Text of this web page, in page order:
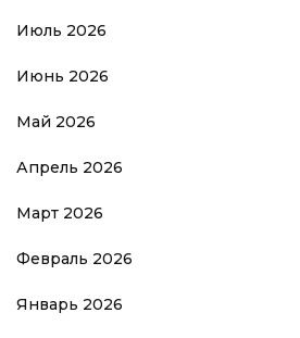
Июль 2026
Июнь 2026
Май 2026
Апрель 2026
Март 2026
Февраль 2026
Январь 2026